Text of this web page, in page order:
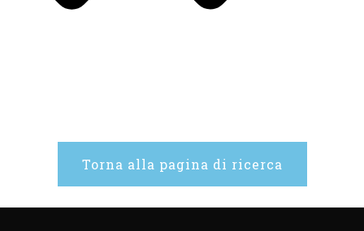
Torna alla pagina di ricerca